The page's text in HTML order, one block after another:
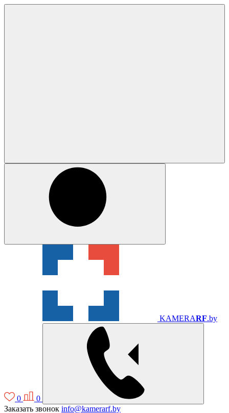
KAMERARF.by
0
0
Заказать звонок info@kamerarf.by